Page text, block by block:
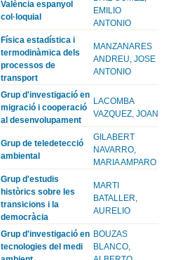
València espanyol
col·loquial
EMILIO
ANTONIO
Física estadística i
termodinàmica dels
processos de
transport
MANZANARES
ANDREU, JOSE
ANTONIO
Grup d'investigació en
migració i cooperació
al desenvolupament
LACOMBA
VAZQUEZ, JOAN
Grup de teledetecció
ambiental
GILABERT
NAVARRO,
MARIA AMPARO
Grup d'estudis
històrics sobre les
transicions i la
democràcia
MARTI
BATALLER,
AURELIO
Grup d'investigació en
tecnologies del medi
BOUZAS
BLANCO,